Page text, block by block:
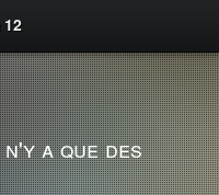
a que des